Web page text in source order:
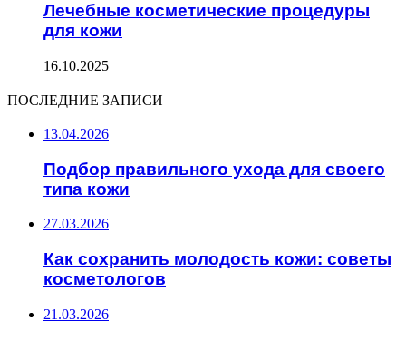
Лечебные косметические процедуры
для кожи
16.10.2025
ПОСЛЕДНИЕ ЗАПИСИ
13.04.2026
Подбор правильного ухода для своего
типа кожи
27.03.2026
Как сохранить молодость кожи: советы
косметологов
21.03.2026